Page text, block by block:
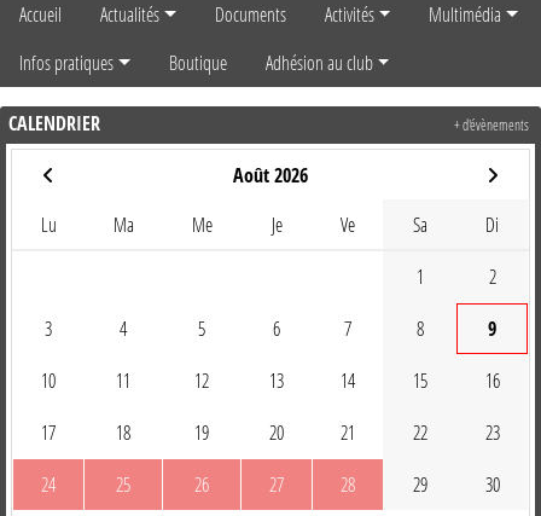
Accueil Actualités Documents Activités
Multimédia
Infos pratiques
Boutique Adhésion au club
CALENDRIER
Août 2026
Lu Ma Me Je Ve Sa Di
1 2
3 4 5 6 7 8 9
10 11 12 13 14 15 16
17 18 19 20 21 22 23
24 25 26 27 28 29 30
+ d'évènements